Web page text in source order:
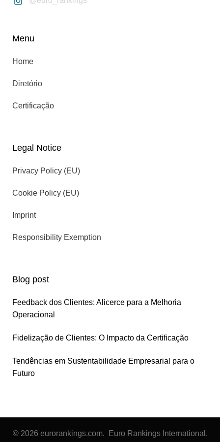
Menu
Home
Diretório
Certificação
Legal Notice
Privacy Policy (EU)
Cookie Policy (EU)
Imprint
Responsibility Exemption
Blog post
Feedback dos Clientes: Alicerce para a Melhoria
Operacional
Fidelização de Clientes: O Impacto da Certificação
Tendências em Sustentabilidade Empresarial para o
Futuro
© 2026 eurorankings.com. Euro Rankings International.